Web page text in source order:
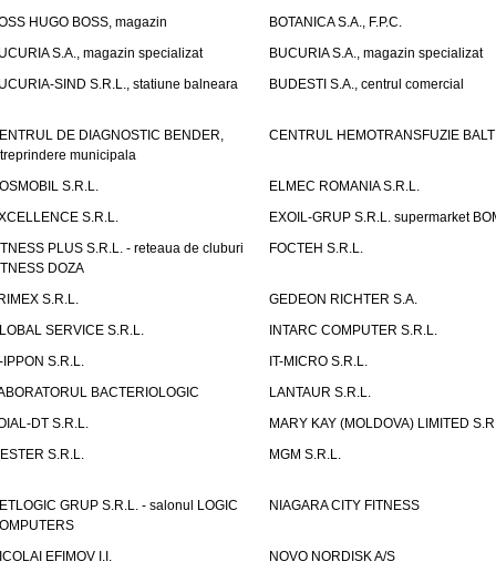
HUGO BOSS, magazin
BOTANICA S.A., F.P.C.
S.A., magazin specializat
BUCURIA S.A., magazin specializat
SIND S.R.L., statiune balneara
BUDESTI S.A., centrul comercial
DE DIAGNOSTIC BENDER,
municipala
CENTRUL HEMOTRANSFUZIE
S.R.L.
ELMEC ROMANIA S.R.L.
S.R.L.
EXOIL-GRUP S.R.L. supermarket
PLUS S.R.L. - reteaua de cluburi
DOZA
FOCTEH S.R.L.
S.R.L.
GEDEON RICHTER S.A.
SERVICE S.R.L.
INTARC COMPUTER S.R.L.
IPPON S.R.L.
IT-MICRO S.R.L.
BACTERIOLOGIC
LANTAUR S.R.L.
DT S.R.L.
MARY KAY (MOLDOVA) LIMITED
S.R.L.
MGM S.R.L.
GRUP S.R.L. - salonul LOGIC
NIAGARA CITY FITNESS
EFIMOV I.I.
NOVO NORDISK A/S